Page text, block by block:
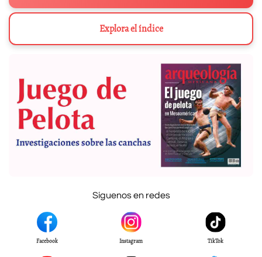
Explora el índice
Síguenos en redes
Facebook Instagram TikTok